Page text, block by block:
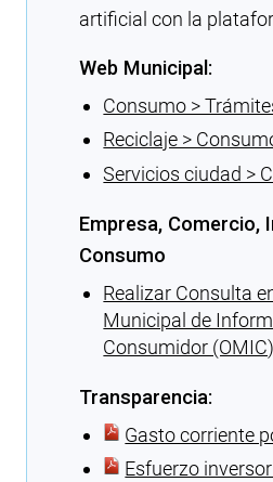
artificial con la
Web Municipal:
Consumo >
Reciclaje >
Servicios ciudad >
Empresa, Comercio,
Consumo
Realizar Consulta
Municipal de
Consumidor (OMIC)
Transparencia:
Gasto corriente
Esfuerzo